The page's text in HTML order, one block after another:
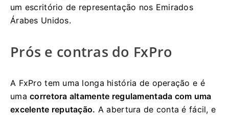
um escritório de representação nos Emirados
Árabes Unidos.
Prós e contras do FxPro
A FxPro tem uma longa história de operação e é
umacorretora altamente regulamentada com uma
excelente reputação. A abertura de conta é fácil, e